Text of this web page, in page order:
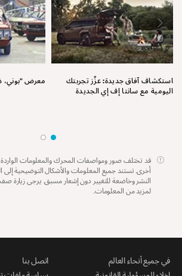
استكشاف آفاق جديدة: عزِّز تجربتك
اليومية مع سانتا إف إي الجديدة
معرض "بوني،
قد تختلف صور ومواصفات المحرك والمعلومات الواردة
أخرى. تستند جميع المعلومات والأشكال التوضيحية إلى
النشر وخاضعة للتغيير دون إشعار مسبق. يرجى زيارة
لمزيد من المعلومات.
في جميع أنحاء العالم
اتصل بنا